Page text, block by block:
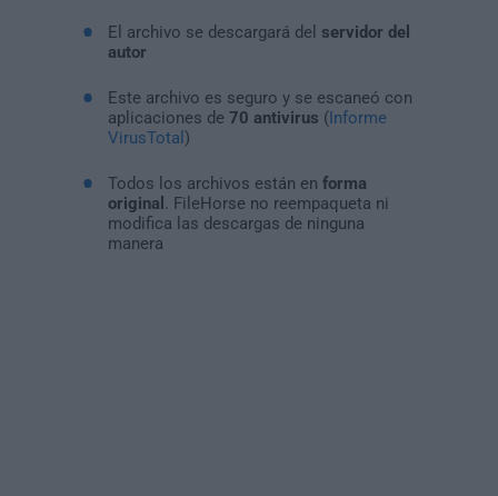
El archivo se descargará del servidor del
autor
Este archivo es seguro y se escaneó con
aplicaciones de 70 antivirus (Informe
VirusTotal )
Todos los archivos están en forma
original
. FileHorse no reempaqueta ni
modifica las descargas de ninguna
manera